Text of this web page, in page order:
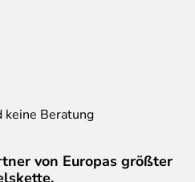
keine Beratung
von Europas größter